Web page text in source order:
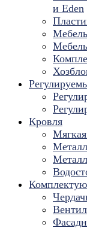
и Eden
Кровля